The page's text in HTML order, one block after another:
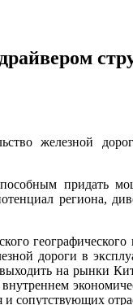
железной
придать
региона,
дороги в
на рынки
сопутствующих